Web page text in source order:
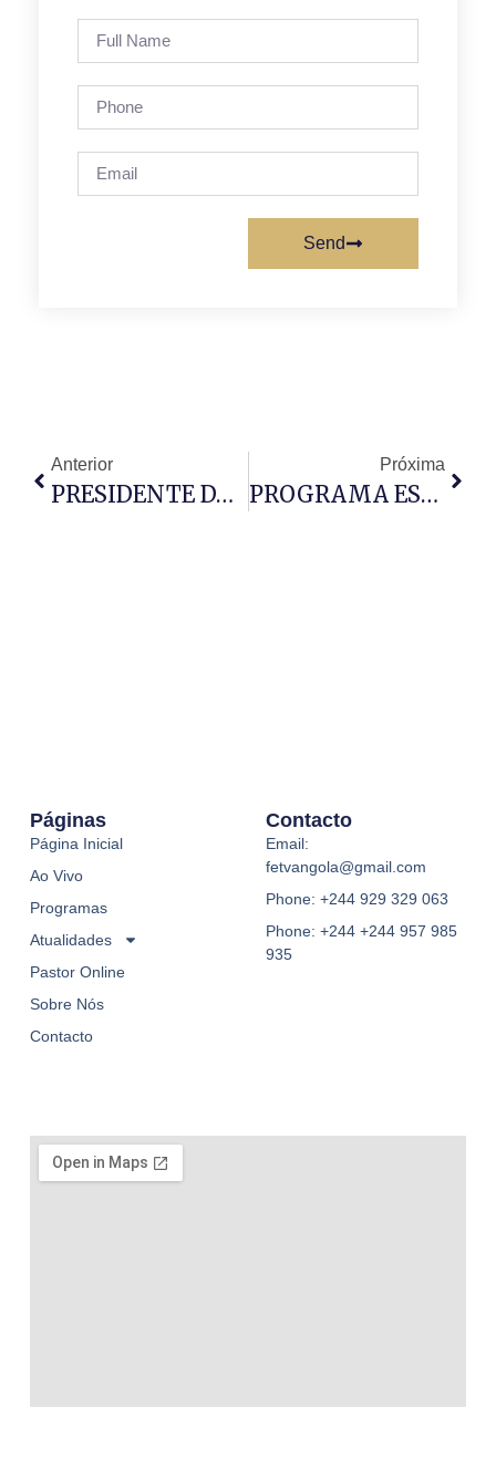
Send
Anterior
PRESIDENTE DA REPÚBLICA
Próxima
PROGRAMA ESPECIAL PARA A EDUCAÇÃO
Páginas
Página Inicial
Ao Vivo
Programas
Atualidades
Pastor Online
Sobre Nós
Contacto
Contacto
Email:
fetvangola@gmail.com
Phone: +244 929 329 063
Phone: +244 +244 957 985
935